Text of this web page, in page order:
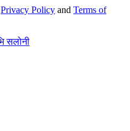
Privacy Policy and Terms of